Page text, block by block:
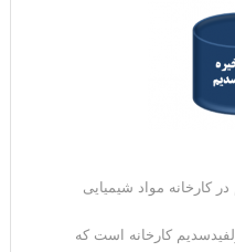
کارخانه است که